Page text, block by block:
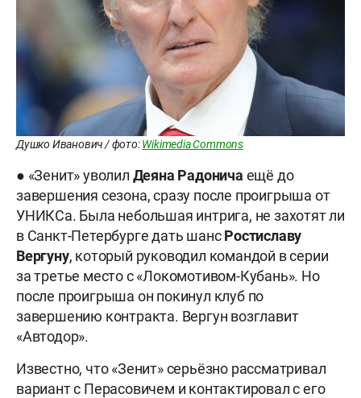
Душко Иванович / фото:Wikimedia Commons
● «Зенит» уволил Деяна Радонича ещё до
завершения сезона, сразу после проигрыша от
УНИКСа. Была небольшая интрига, не захотят ли
в Санкт-Петербурге дать шансРостиславу
Вергуну, который руководил командой в серии
за третье место с «Локомотивом-Кубань». Но
после проигрыша он покинул клуб по
завершению контракта. Вергун возглавит
«Автодор».
Известно, что «Зенит» серьёзно рассматривал
вариант с Перасовичем и контактировал с его